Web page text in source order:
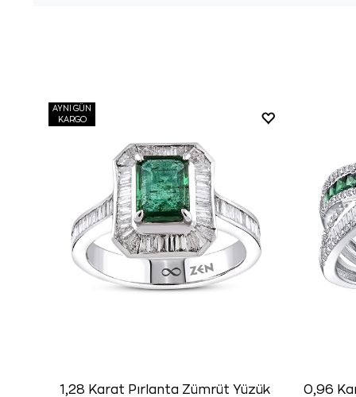
AYNI GÜN
KARGO
1,28 Karat Pırlanta Zümrüt Yüzük 0,96